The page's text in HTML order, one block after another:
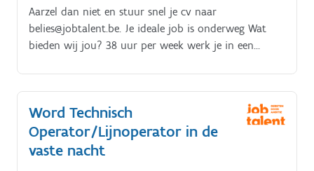
Aarzel dan niet en stuur snel je cv naar
belies@jobtalent.be. Je ideale job is onderweg Wat
bieden wij jou? 38 uur per week werk je in een
na een geslaagde interimperiode) Werken in 2 ploegen
(toffe collega's inbegrepen) Je zal werken met
moderne toestellen. Er wordt een uitgebreide
opleiding on the job voorzien.
Word Technisch
Operator/Lijnoperator in de
vaste nacht